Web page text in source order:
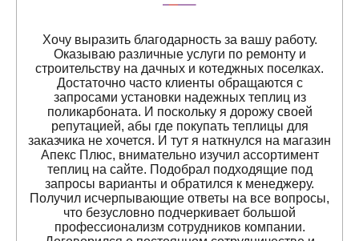
Хочу выразить благодарность за вашу работу.
Оказываю различные услуги по ремонту и
строительству на дачных и котеджных поселках.
Достаточно часто клиенты обращаются с
запросами установки надежных теплиц из
поликарбоната. И поскольку я дорожу своей
репутацией, абы где покупать теплицы для
заказчика не хочется. И тут я наткнулся на магазин
Апекс Плюс, внимательно изучил ассортимент
теплиц на сайте. Подобрал подходящие под
запросы варианты и обратился к менеджеру.
Получил исчерпывающие ответы на все вопросы,
что безусловно подчеркивает большой
профессионализм сотрудников компании.